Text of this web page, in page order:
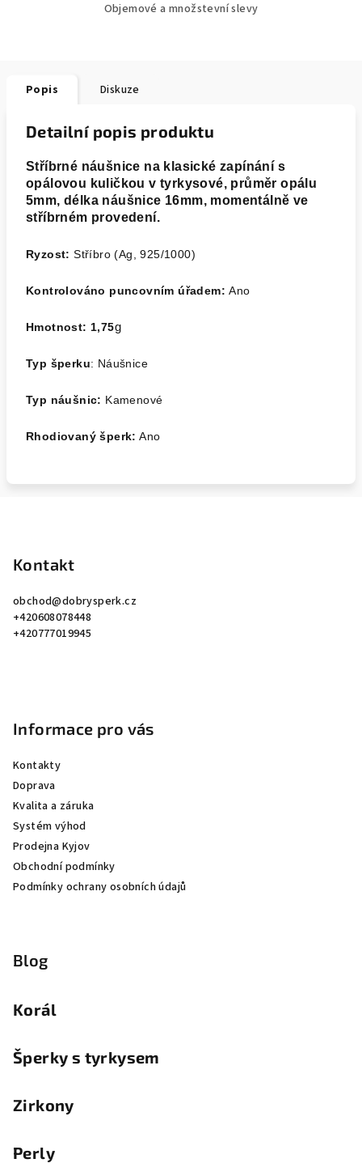
Objemové a množstevní slevy
Popis Diskuze
Detailní popis produktu
Stříbrné náušnice na klasické zapínání s
opálovou kuličkou v tyrkysové, průměr opálu
5mm, délka náušnice 16mm, momentálně ve
stříbrném provedení.
Ryzost:Stříbro (Ag, 925/1000)
Kontrolováno puncovním úřadem:Ano
Hmotnost: 1,75g
Typ šperku: Náušnice
Typ náušnic: Kamenové
Rhodiovaný šperk: Ano
Kontakt
obchod@dobrysperk.cz
+420608078448
+420777019945
Informace pro vás
Kontakty
Doprava
Kvalita a záruka
Systém výhod
Prodejna Kyjov
Obchodní podmínky
Podmínky ochrany osobních údajů
Blog
Korál
Šperky s tyrkysem
Zirkony
Perly